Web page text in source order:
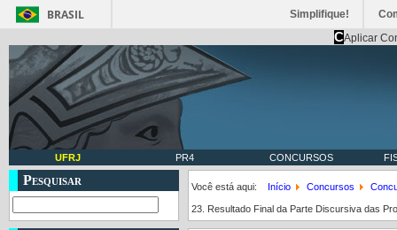
BRASIL Simplifique!
CAplicar
UFRJ PR4 CONCURSOS
Pesquisar Você está aqui: Início Concursos
23. Resultado Final da Parte Discursiva das